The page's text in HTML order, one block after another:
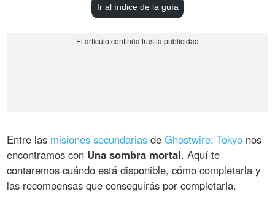
Ir al índice de la guía
Entre las misiones secundarias deGhostwire: Tokyo nos
encontramos con Una sombra mortal. Aquí te
contaremos cuándo está disponible, cómo completarla y
las recompensas que conseguirás por completarla.